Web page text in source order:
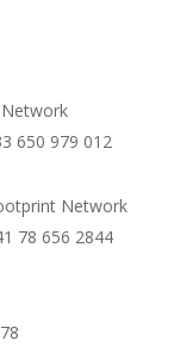
650 979 012
Network
78 656 2844